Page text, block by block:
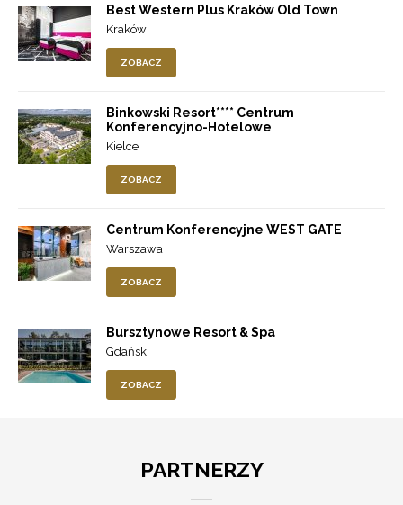
Best Western Plus Kraków Old Town
Kraków
ZOBACZ
Binkowski Resort**** Centrum
Konferencyjno-Hotelowe
Kielce
ZOBACZ
Centrum Konferencyjne WEST GATE
Warszawa
ZOBACZ
Bursztynowe Resort & Spa
Gdańsk
ZOBACZ
PARTNERZY